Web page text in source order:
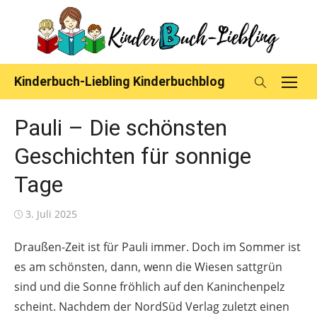
content
Kinderbuch-Liebling Kinderbuchblog
Pauli – Die schönsten
Geschichten für sonnige
Tage
Posted
3. Juli 2025
Draußen-Zeit ist für Pauli immer. Doch im Sommer ist
es am schönsten, dann, wenn die Wiesen sattgrün
sind und die Sonne fröhlich auf den Kaninchenpelz
scheint. Nachdem der NordSüd Verlag zuletzt einen